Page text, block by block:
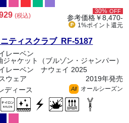
(税込)
30% OFF
参考価格￥8,470-
1%ポイント 還元
ティスクラブ RF-5187
レーベン
ジャケット（ブルゾン・ジャンパー）
レーベン ナウェイ 2025
ウェア
2019年発売
ディース
All オールシーズン